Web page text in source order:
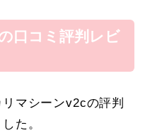
口コミ評判レビ
マシーンv2cの評判
た。